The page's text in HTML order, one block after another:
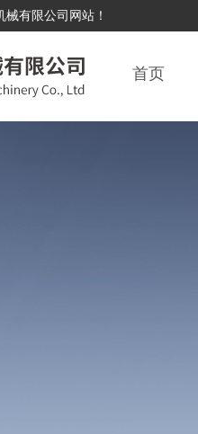
有限公司网站！
首页